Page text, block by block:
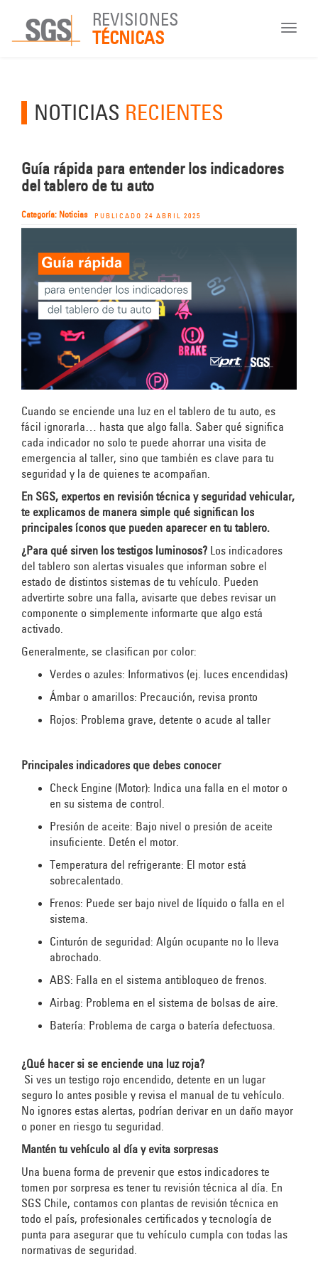
Toggle
REVISIONES
TÉCNICAS
NOTICIAS RECIENTES
Guía rápida para entender los indicadores
del tablero de tu auto
Categoría: Noticias PUBLICADO 24 ABRIL 2025
Cuando se enciende una luz en el tablero de tu auto, es
fácil ignorarla… hasta que algo falla. Saber qué significa
cada indicador no solo te puede ahorrar una visita de
emergencia al taller, sino que también es clave para tu
seguridad y la de quienes te acompañan.
En SGS, expertos en revisión técnica y seguridad vehicular,
te explicamos de manera simple qué significan los
principales íconos que pueden aparecer en tu tablero.
¿Para qué sirven los testigos luminosos? Los indicadores
del tablero son alertas visuales que informan sobre el
estado de distintos sistemas de tu vehículo. Pueden
advertirte sobre una falla, avisarte que debes revisar un
componente o simplemente informarte que algo está
activado.
Generalmente, se clasifican por color:
Verdes o azules: Informativos (ej. luces encendidas)
Ámbar o amarillos: Precaución, revisa pronto
Rojos: Problema grave, detente o acude al taller
Principales indicadores que debes conocer
Check Engine (Motor): Indica una falla en el motor o
en su sistema de control.
Presión de aceite: Bajo nivel o presión de aceite
insuficiente. Detén el motor.
Temperatura del refrigerante: El motor está
sobrecalentado.
Frenos: Puede ser bajo nivel de líquido o falla en el
sistema.
Cinturón de seguridad: Algún ocupante no lo lleva
abrochado.
ABS: Falla en el sistema antibloqueo de frenos.
Airbag: Problema en el sistema de bolsas de aire.
Batería: Problema de carga o batería defectuosa.
¿Qué hacer si se enciende una luz roja?
Si ves un testigo rojo encendido, detente en un lugar
seguro lo antes posible y revisa el manual de tu vehículo.
No ignores estas alertas, podrían derivar en un daño mayor
o poner en riesgo tu seguridad.
Mantén tu vehículo al día y evita sorpresas
Una buena forma de prevenir que estos indicadores te
tomen por sorpresa es tener tu revisión técnica al día. En
SGS Chile, contamos con plantas de revisión técnica en
todo el país, profesionales certificados y tecnología de
punta para asegurar que tu vehículo cumpla con todas las
normativas de seguridad.